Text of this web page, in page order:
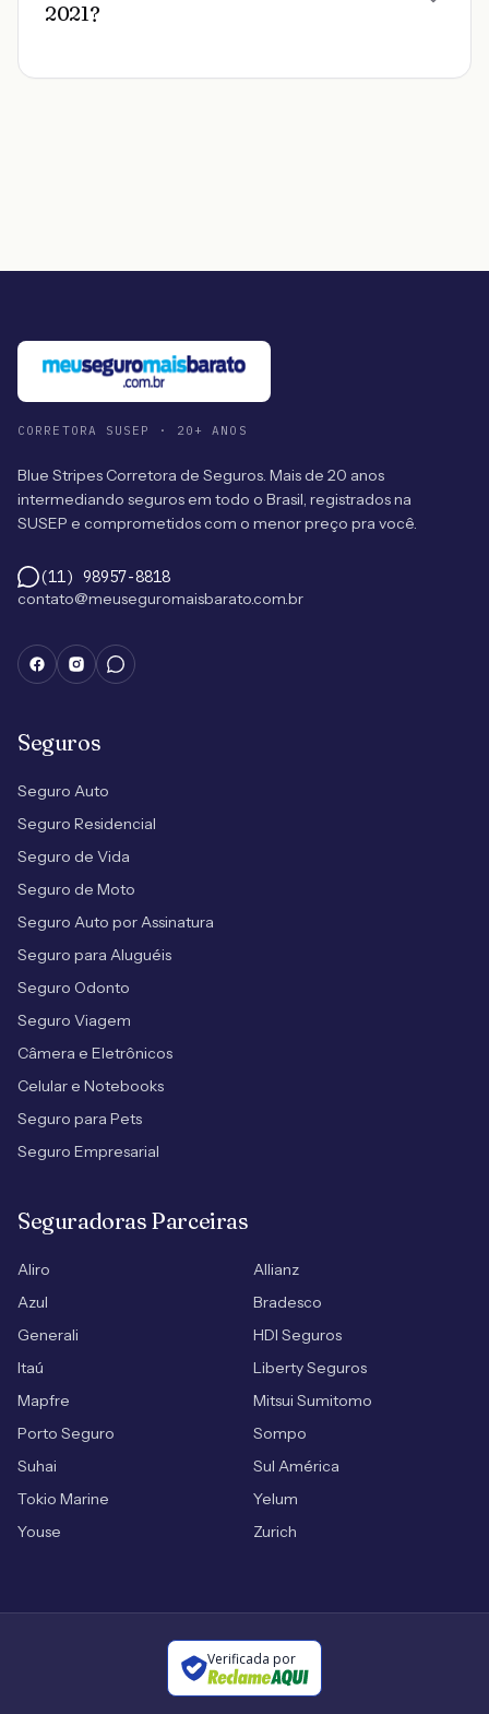
2021?
CORRETORA SUSEP · 20+ ANOS
Blue Stripes Corretora de Seguros. Mais de 20 anos
intermediando seguros em todo o Brasil, registrados na
SUSEP e comprometidos com o menor preço pra você.
(11) 98957-8818
contato@meuseguromaisbarato.com.br
Seguros
Seguro Auto
Seguro Residencial
Seguro de Vida
Seguro de Moto
Seguro Auto por Assinatura
Seguro para Aluguéis
Seguro Odonto
Seguro Viagem
Câmera e Eletrônicos
Celular e Notebooks
Seguro para Pets
Seguro Empresarial
Seguradoras Parceiras
Aliro
Allianz
Azul
Bradesco
Generali
HDI Seguros
Itaú
Liberty Seguros
Mapfre
Mitsui Sumitomo
Porto Seguro
Sompo
Suhai
Sul América
Tokio Marine
Yelum
Youse
Zurich
Verificada por